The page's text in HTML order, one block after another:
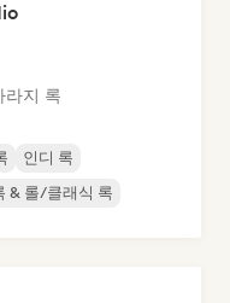
라지 록
인디 록
& 롤/클래식 록